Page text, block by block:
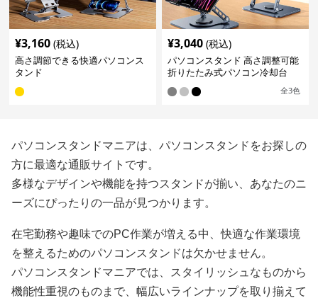
¥3,160 (税込)
高さ調節できる快適パソコンス
タンド
¥3,040 (税込)
パソコンスタンド 高さ調整可能
折りたたみ式パソコン冷却台
全3色
パソコンスタンドマニアは、パソコンスタンドをお探しの
方に最適な通販サイトです。
多様なデザインや機能を持つスタンドが揃い、あなたのニ
ーズにぴったりの一品が見つかります。
在宅勤務や趣味でのPC作業が増える中、快適な作業環境
を整えるためのパソコンスタンドは欠かせません。
パソコンスタンドマニアでは、スタイリッシュなものから
機能性重視のものまで、幅広いラインナップを取り揃えて